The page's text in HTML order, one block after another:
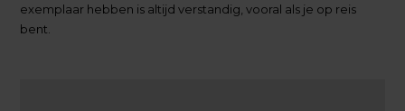
exemplaar hebben is altijd verstandig, vooral als je op reis
bent.